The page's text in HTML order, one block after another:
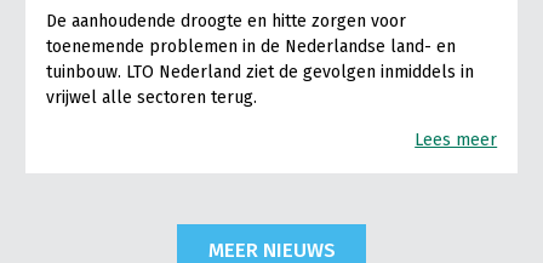
De aanhoudende droogte en hitte zorgen voor
toenemende problemen in de Nederlandse land- en
tuinbouw. LTO Nederland ziet de gevolgen inmiddels in
vrijwel alle sectoren terug.
Lees meer
MEER NIEUWS